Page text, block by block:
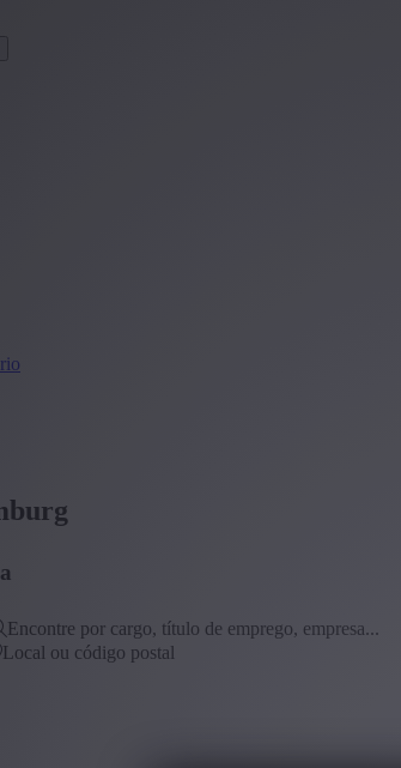
Encontre por cargo, título de emprego, empresa...
Local ou código postal